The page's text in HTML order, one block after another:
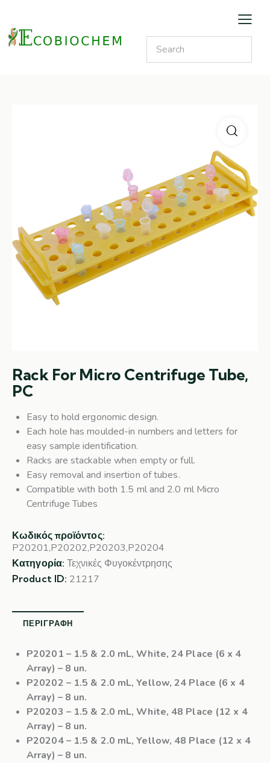
Rack For Micro Centrifuge Tube,
PC
Easy to hold ergonomic design.
Each hole has moulded-in numbers and letters for
easy sample identification.
Racks are stackable when empty or full.
Easy removal and insertion of tubes.
Compatible with both 1.5 ml and 2.0 ml Micro
Centrifuge Tubes
Κωδικός προϊόντος:
P20201,P20202,P20203,P20204
Κατηγορία:Τεχνικές Φυγοκέντρησης
Product ID: 21217
ΠΕΡΙΓΡΑΦΉ
P20201 – 1.5 & 2.0 mL, White, 24 Place (6 x 4
Array) – 8 un.
P20202 – 1.5 & 2.0 mL, Yellow, 24 Place (6 x 4
Array) – 8 un.
P20203 – 1.5 & 2.0 mL, White, 48 Place (12 x 4
Array) – 8 un.
P20204– 1.5 & 2.0 mL, Yellow, 48 Place (12 x 4
Array) – 8 un.